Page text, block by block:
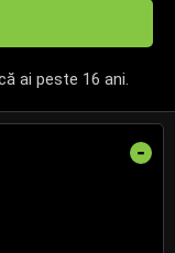
ai peste 16 ani.
-